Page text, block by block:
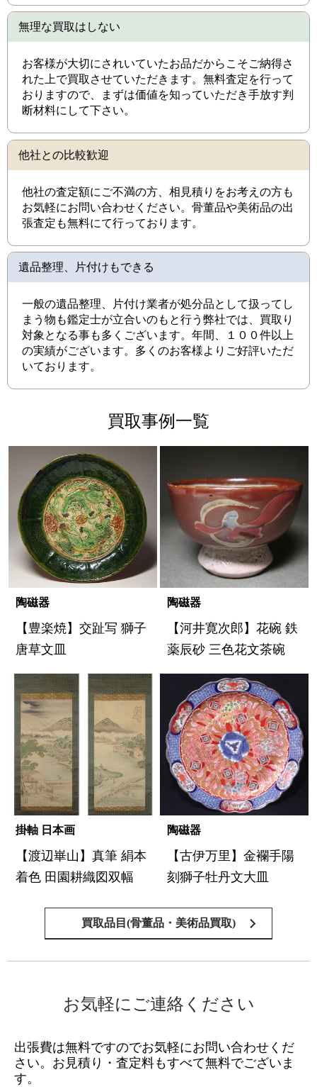
無理な買取はしない
お客様が大切にされいていたお品だからこそご納得さ
れた上で買取させていただきます。無料査定を行って
おりますので、まずは価値を知っていただき手放す判
断材料にして下さい。
他社との比較歓迎
他社の査定額にご不満の方、相見積りをお考えの方も
お気軽にお問い合わせください。骨董品や美術品の出
張査定も無料にて行っております。
遺品整理、片付けもできる
一般の遺品整理、片付け業者が処分品として扱ってし
まう物も鑑定士が立合いのもと行う弊社では、買取り
対象となる事も多くございます。年間、１００件以上
の実績がございます。多くのお客様よりご好評いただ
いております。
買取事例一覧
陶磁器
【豊楽焼】交趾写 獅子
唐草文皿
陶磁器
【河井寛次郎】花碗 鉄
薬辰砂 三色花文茶碗
掛軸 日本画
【渡辺崋山】真筆 絹本
着色 田園耕織図双幅
陶磁器
【古伊万里】金襴手陽
刻獅子牡丹文大皿
買取品目(骨董品・美術品買取)
お気軽にご連絡ください
出張費は無料ですのでお気軽にお問い合わせくだ
さい。 お見積り・査定料もすべて無料でございま
す。